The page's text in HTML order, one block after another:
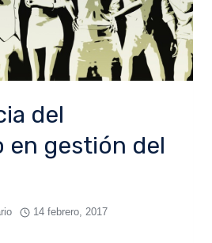
del
en gestión del
14 febrero, 2017